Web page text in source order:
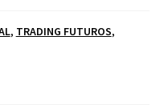
, TRADING FUTUROS,